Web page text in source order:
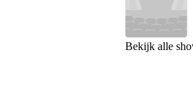
Bekijk alle